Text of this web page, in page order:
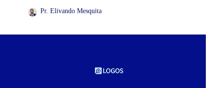
Pr. Elivando Mesquita